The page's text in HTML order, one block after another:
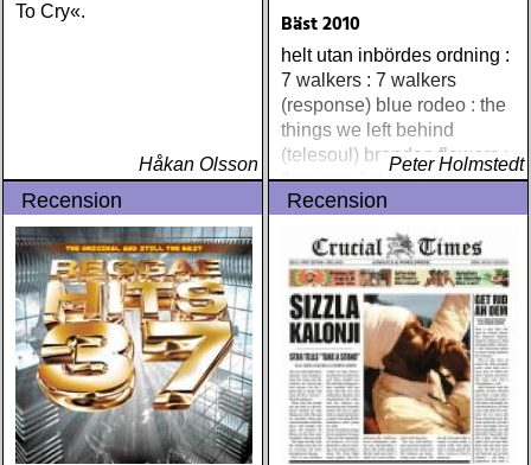
To Cry«.
Håkan Olsson
Bäst 2010
helt utan inbördes ordning :
7 walkers : 7 walkers
(response) blue rodeo : the
things we left behind
(telesoul) brandon flowers :
flamingo (island) elton john
& leon russell : the union
(mercury) justin currie : the
great war (ryko)
meadowland : harbours
(oaks of mamre) rumer :
seasons of my soul
(atlantic) rob thompson :
dust (angel air) roky
erickson w/okkervil river :
true love cast out all evil
(anti-) steve poltz :
Peter Holmstedt
Recension Recension